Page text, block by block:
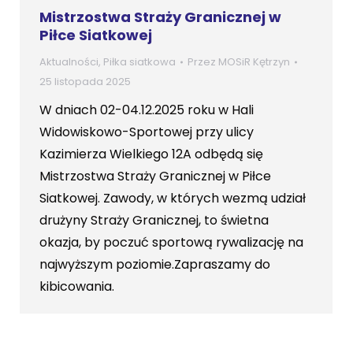
Mistrzostwa Straży Granicznej w
Piłce Siatkowej
Aktualności, Piłka siatkowa Przez MOSiR Kętrzyn
25 listopada 2025
W dniach 02-04.12.2025 roku w Hali
Widowiskowo-Sportowej przy ulicy
Kazimierza Wielkiego 12A odbędą się
Mistrzostwa Straży Granicznej w Piłce
Siatkowej. Zawody, w których wezmą udział
drużyny Straży Granicznej, to świetna
okazja, by poczuć sportową rywalizację na
najwyższym poziomie.Zapraszamy do
kibicowania.